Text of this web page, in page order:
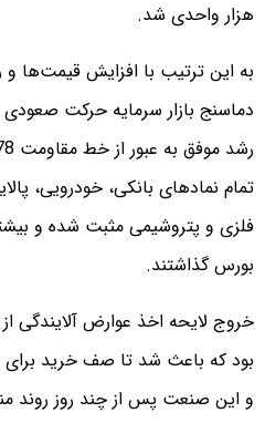
هزار واحدی شد.
به این ترتیب با افزایش قیمت‌ها
رشد موفق به عبور از خط مقاومت 78 هزار واحدی شد.
تمام نمادهای بانکی، خودرویی،
فلزی و پتروشیمی مثبت شده و
بورس گذاشتند.
خروج لایحه اخذ عوارض آلایندگی
بود که باعث شد تا صف خرید
و این صنعت پس از چند روز روند